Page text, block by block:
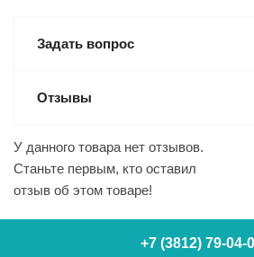
Задать вопрос
Отзывы
У данного товара нет отзывов.
Станьте первым, кто оставил
отзыв об этом товаре!
+7 (3812) 79-04-